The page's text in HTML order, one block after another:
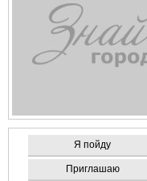
Я пойду
Приглашаю